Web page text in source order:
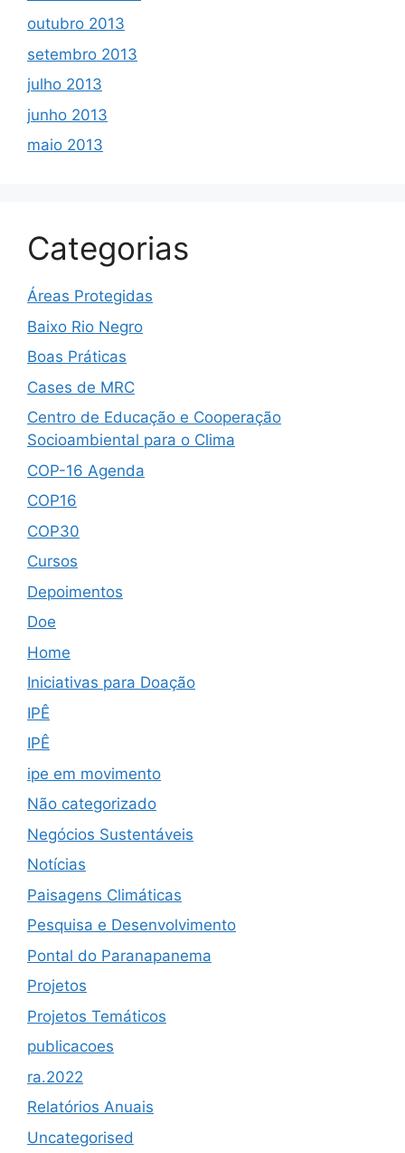
outubro 2013
setembro 2013
julho 2013
junho 2013
maio 2013
Categorias
Áreas Protegidas
Baixo Rio Negro
Boas Práticas
Cases de MRC
Centro de Educação e Cooperação
Socioambiental para o Clima
COP-16 Agenda
COP16
COP30
Cursos
Depoimentos
Doe
Home
Iniciativas para Doação
IPÊ
IPÊ
ipe em movimento
Não categorizado
Negócios Sustentáveis
Notícias
Paisagens Climáticas
Pesquisa e Desenvolvimento
Pontal do Paranapanema
Projetos
Projetos Temáticos
publicacoes
ra.2022
Relatórios Anuais
Uncategorised